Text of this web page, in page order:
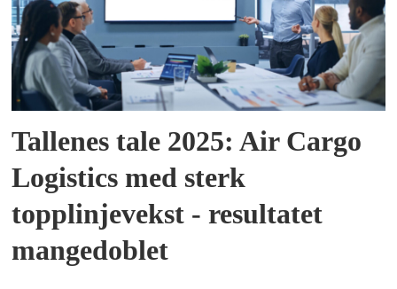
Tallenes tale 2025: Air Cargo
Logistics med sterk
topplinjevekst - resultatet
mangedoblet